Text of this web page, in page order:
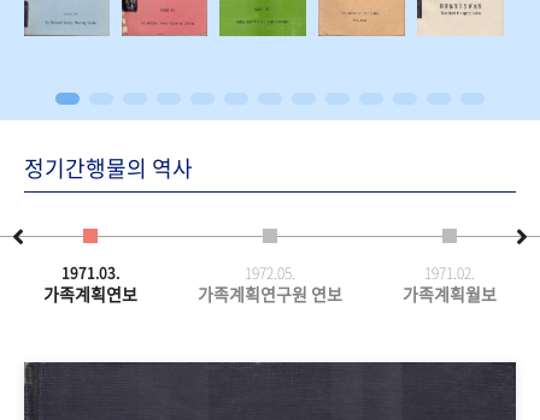
정기간행물의 역사
1971.03.
가족계획연보
1972.05.
가족계획연구원 연보
1971.02.
가족계획월보